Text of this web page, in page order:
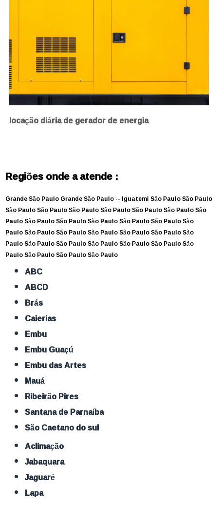
locação diária de gerador de energia
Regiões onde a atende :
Grande São PauloGrande São Paulo -- IguatemiSão PauloSão Paulo
São PauloSão PauloSão PauloSão PauloSão PauloSão PauloSão
PauloSão PauloSão PauloSão PauloSão PauloSão PauloSão
PauloSão PauloSão PauloSão PauloSão PauloSão PauloSão
PauloSão PauloSão PauloSão PauloSão PauloSão PauloSão
PauloSão PauloSão PauloSão Paulo
ABC
ABCD
Brás
Caierias
Embu
Embu Guaçú
Embu das Artes
Mauá
Ribeirão Pires
Santana de Parnaíba
São Caetano do sul
Aclimação
Jabaquara
Jaguaré
Lapa